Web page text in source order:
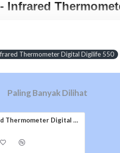
Infrared
Celsius atau Fahrenheit
or±1.5°C
Ratio 12:1
Off
Digital Digilife 550​
harga yg Terjangkau dengan
Thermometer Digital Digilife 550
Paling Banyak Dilihat
Infrared Thermometer Digital Digilife 550